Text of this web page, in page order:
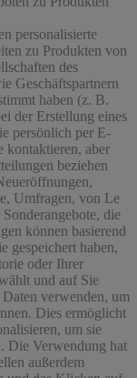
personalisierte
zu Produkten von
des
Geschäftspartnern
haben (z. B.
der Erstellung eines
persönlich per E-
kontaktieren, aber
beziehen
Umfragen, von Le
die
können basierend
gespeichert haben,
oder Ihrer
und auf Sie
verwenden, um
Dies ermöglicht
um sie
Die Verwendung hat
außerdem